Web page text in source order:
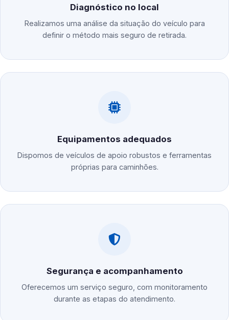
Diagnóstico no local
Realizamos uma análise da situação do veículo para
definir o método mais seguro de retirada.
Equipamentos adequados
Dispomos de veículos de apoio robustos e ferramentas
próprias para caminhões.
Segurança e acompanhamento
Oferecemos um serviço seguro, com monitoramento
durante as etapas do atendimento.